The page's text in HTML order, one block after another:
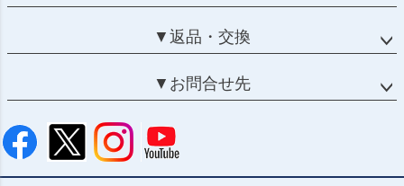
▼返品・交換
▼お問合せ先